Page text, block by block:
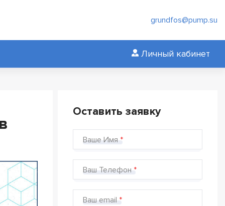
grundfos@pump.su
Личный кабинет
Оставить заявку
Ваше Имя
Ваш Телефон
Ваш email